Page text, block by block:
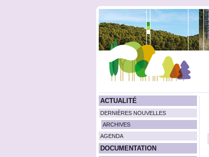
ACTUALITÉ
DERNIÈRES NOUVELLES
ARCHIVES
AGENDA
DOCUMENTATION